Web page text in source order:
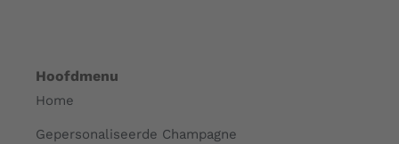
Hoofdmenu
Home
Gepersonaliseerde Champagne